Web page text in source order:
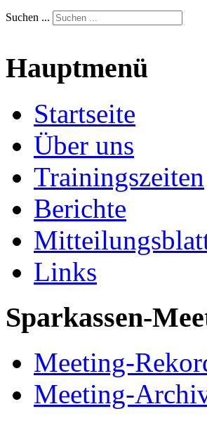
Suchen ...
Hauptmenü
Startseite
Über uns
Trainingszeiten
Berichte
Links
Sparkassen-
Meeting-
Meeting-